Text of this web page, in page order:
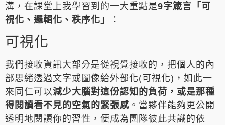
溝，在課堂上我學習到的一大重點是9字箴言「可
視化、邏輯化、秩序化」
：
可視化
我們接收資訊大部分是從視覺接收的，把個人的內
部思緒透過文字或圖像給外部化(可視化)，如此一
來同仁可以減少大腦對這份認知的負荷，或是那種
得閱讀看不見的空氣的緊張感 。當夥伴能夠更公開
透明地閱讀你的習性，便成為團隊彼此共識的依